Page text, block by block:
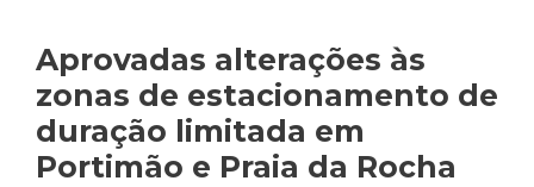
Aprovadas alterações às
zonas de estacionamento de
duração limitada em
Portimão e Praia da Rocha